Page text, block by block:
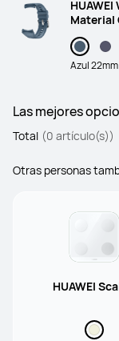
HUAWEI
Material
Azul 22mm
Las mejores
Total (0 artículo(s))
Otras personas
HUAWEI